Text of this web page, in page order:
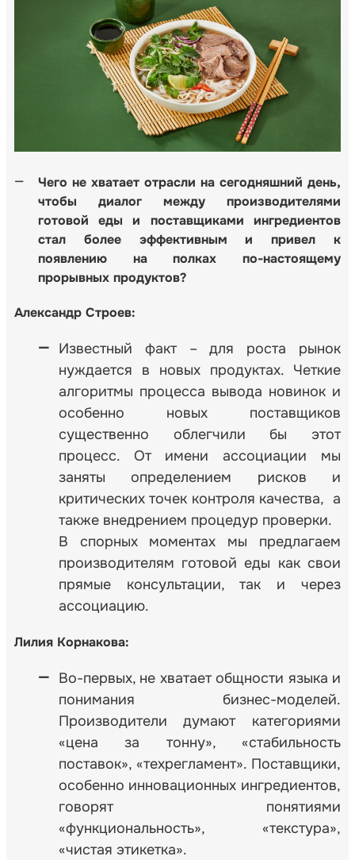
Чего не хватает отрасли на сегодняшний день,
чтобы диалог между производителями
готовой еды и поставщиками ингредиентов
стал более эффективным и привел к
появлению на полках по-настоящему
прорывных продуктов?
Александр Строев:
Известный факт – для роста рынок
нуждается в новых продуктах. Четкие
алгоритмы процесса вывода новинок и
особенно новых поставщиков
существенно облегчили бы этот
процесс. От имени ассоциации мы
заняты определением рисков и
критических точек контроля качества, а
также внедрением процедур проверки.
В спорных моментах мы предлагаем
производителям готовой еды как свои
прямые консультации, так и через
ассоциацию.
Лилия Корнакова:
Во-первых, не хватает общности языка и
понимания бизнес-моделей.
Производители думают категориями
«цена за тонну», «стабильность
поставок», «техрегламент». Поставщики,
особенно инновационных ингредиентов,
говорят понятиями
«функциональность», «текстура»,
«чистая этикетка».